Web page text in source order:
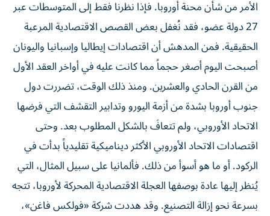
الأمر من شأن محنة أوروبا. فإذا نظرنا فقط إلى المتوسطات عبر
27 دولة عضو، فقد نُغفل بعض القصص الاقتصادية المرعبة
الحقيقية. فمن المدهش أن اقتصادات إيطاليا وإسبانيا واليونان
أصبحت اليوم أصغر حجماً مما كانت عليه في أواخر العقد الأول
من القرن الحادي والعشرين. ومنذ ذلك الوقت، تضررت دول
جنوب أوروبا بشدة من أزمة اليورو وتدابير التقشف التي فرضها
الاتحاد الأوروبي، ولم تتعافَ بالشكل المطلوب بعد. وحتى
اقتصادات الاتحاد الأوروبي الأكثر ديناميكية تقليدياً بدأت في
الركود. أو ما هو أسوأ من ذلك. فألمانيا على سبيل المثال، التي
يُنظر إليها عادة بوصفها العجلة الاقتصادية المحركة لأوروبا، تتجه
بسرعة نحو إزالة التصنيع. وقد هددت شركة «فولكس فاغن»،